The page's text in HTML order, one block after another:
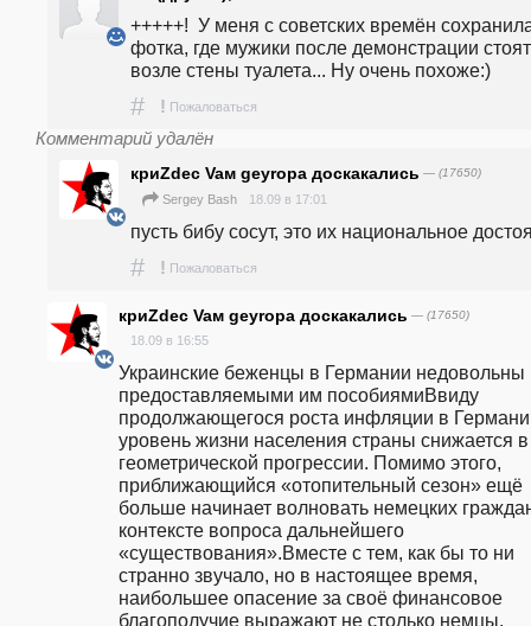
+++++!  У меня с советских времён
фотка, где мужики после демонстрации стоят
возле стены туалета... Ну очень похоже:)
# ! Пожаловаться
Комментарий удалён
криZdec Vaм geyropa доскакались — (17650)
Sergey Bash 18.09 в 17:01
# ! Пожаловаться
криZdec Vaм geyropa доскакались — (17650)
18.09 в 16:55
Украинские беженцы в Германии недовольны
предоставляемыми им пособиямиВвиду
продолжающегося роста инфляции в
уровень жизни населения страны снижается в
геометрической прогрессии. Помимо этого,
приближающийся «отопительный сезон» ещё
больше начинает волновать немецких
контексте вопроса дальнейшего
«существования».Вместе с тем, как бы то ни
странно звучало, но в настоящее время,
наибольшее опасение за своё финансовое
благополучие выражают не столько немцы,